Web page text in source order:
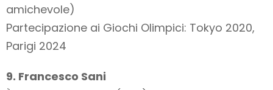
amichevole)
Partecipazione ai Giochi Olimpici: Tokyo 2020,
Parigi 2024
9. Francesco Sani